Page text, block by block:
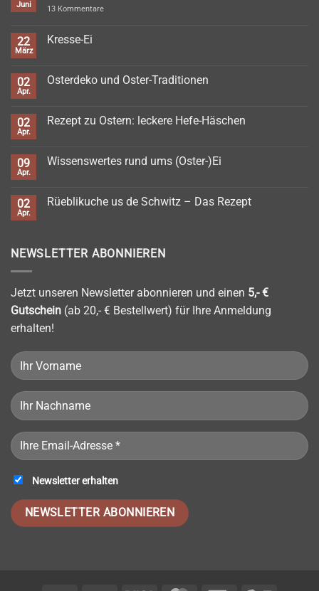
Juni 13 Kommentarezu
22
März
Kresse-Ei
Kresse-
02
Apr.
Osterdeko und Oster-Traditionen
Osterdeko
02
Apr.
Rezept zu Ostern: leckere Hefe-Häschen
Rezept
Hefe-
Häschen
09
Apr.
Wissenswertes rund ums (Oster-)Ei
Wissenswertes
02
Apr.
Rüeblikuche us de Schwitz – Das Rezept
us
Das
Rezept
NEWSLETTER ABONNIEREN
Jetzt unseren Newsletter abonnieren und einen 5,- €
Gutschein (ab 20,- € Bestellwert) für Ihre Anmeldung
erhalten!
Newsletter erhalten